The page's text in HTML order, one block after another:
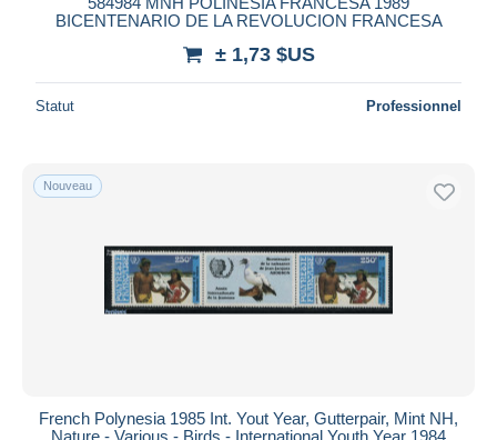
iDeal
Appliquer
BICENTENARIO DE LA REVOLUCION FRANCESA
± 1,73 $US
Statut Professionnel
Nouveau
French Polynesia 1985 Int. Yout Year, Gutterpair, Mint NH,
Nature - Various - Birds - International Youth Year 1984